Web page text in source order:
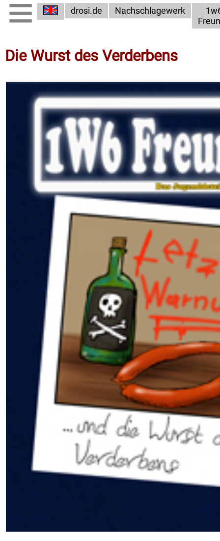
drosi.de Nachschlagewerk
Die Wurst des Verderbens